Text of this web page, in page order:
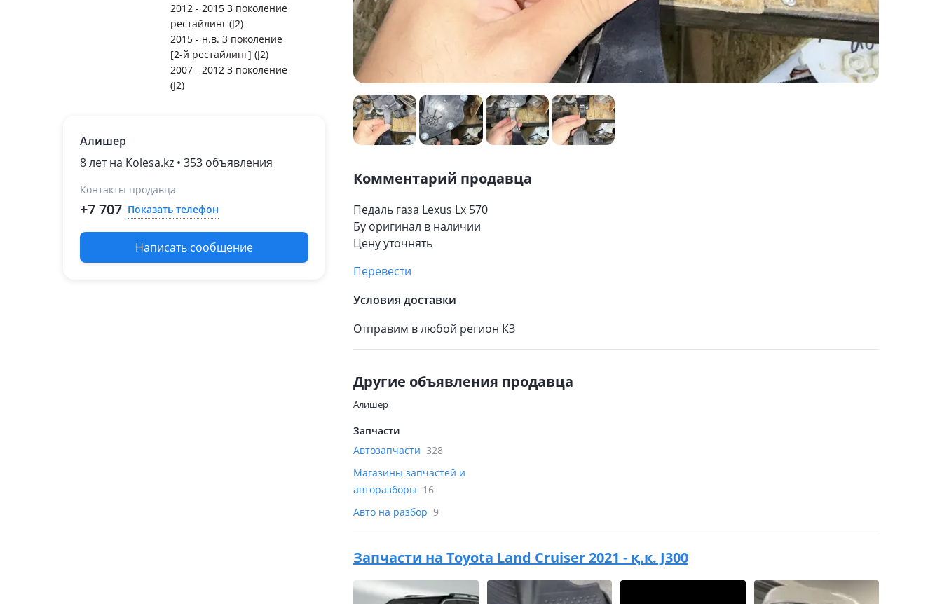
2012 - 2015 3 поколение
рестайлинг (J2)
2015 - н.в. 3 поколение
[2-й рестайлинг] (J2)
2007 - 2012 3 поколение
(J2)
Алишер
8 лет на Kolesa.kz • 353 объявления
Контакты продавца
+7 707 Показать телефон
Написать сообщение
Комментарий продавца
Педаль газа Lexus Lx 570
Бу оригинал в наличии
Цену уточнять
Перевести
Условия доставки
Отправим в любой регион КЗ
Другие объявления продавца
Алишер
Запчасти
Автозапчасти 328
Магазины запчастей и
авторазборы 16
Авто на разбор 9
Запчасти на Toyota Land Cruiser 2021 - қ.к. J300